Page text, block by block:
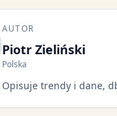
AUTOR
Piotr Zieliński
Polska
Opisuje trendy i dane,